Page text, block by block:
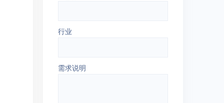
行业
需求说明